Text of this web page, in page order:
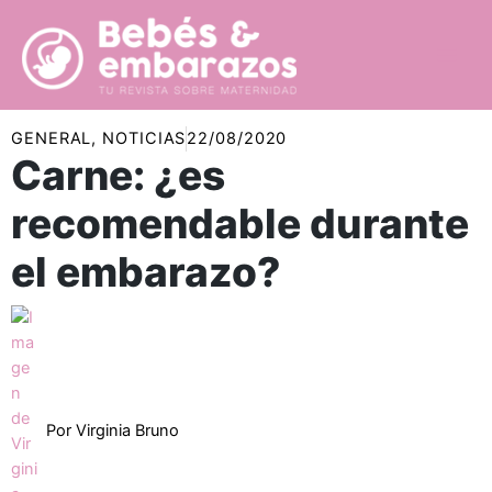
contenido
GENERAL, NOTICIAS22/08/2020
Carne: ¿es
recomendable durante
el embarazo?
Por Virginia Bruno